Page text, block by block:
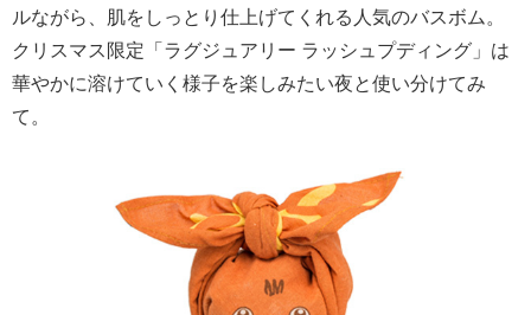
ルながら、肌をしっとり仕上げてくれる人気のバスボム。
クリスマス限定「ラグジュアリー ラッシュプディング」は
華やかに溶けていく様子を楽しみたい夜と使い分けてみ
て。